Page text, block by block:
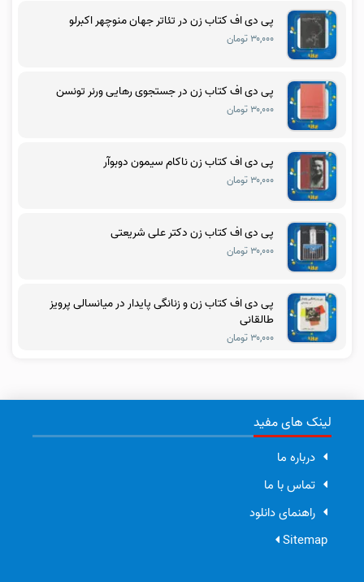
پی دی اف کتاب زن در تئاتر جهان منوچهر اکبرلو
۳۰,۰۰۰ تومان
پی دی اف کتاب زن در جستجوی رهایی ورنر تونسن
۳۰,۰۰۰ تومان
پی دی اف کتاب زن ناکام سیمون دوبوآر
۳۰,۰۰۰ تومان
پی دی اف کتاب زن دکتر علی شریعتی
۳۰,۰۰۰ تومان
پی دی اف کتاب زن و زنانگی پایدار در میانسالی پرویز
طالقانی
۳۰,۰۰۰ تومان
لینک های مفید
درباره ما
تماس با ما
راهنمای دانلود
Sitemap